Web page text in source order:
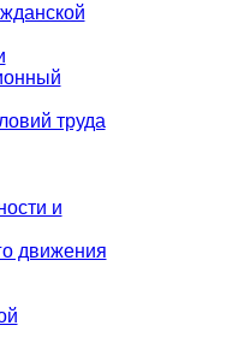
труда
и
движения